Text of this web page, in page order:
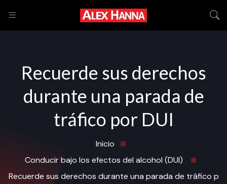
Recuerde sus derechos
durante una parada de
tráfico por DUI
Inicio
Conducir bajo los efectos del alcohol (DUI)
Recuerde sus derechos durante una parada de tráfico p